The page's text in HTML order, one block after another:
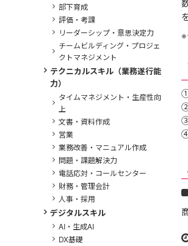
部下育成
評価・考課
リーダーシップ・意思決定力
チームビルディング・プロジェ
クトマネジメント
テクニカルスキル（業務遂行能
力）
タイムマネジメント・生産性向
上
文書・資料作成
営業
業務改善・マニュアル作成
問題・課題解決力
電話応対・コールセンター
財務・管理会計
人事・採用
デジタルスキル
AI・生成AI
DX基礎